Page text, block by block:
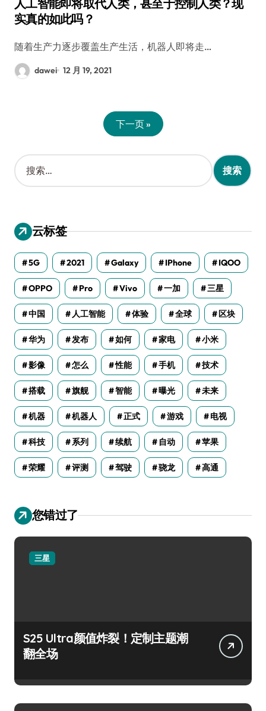
人工智能即将取代人类，甚至于控制人类？现
实真的如此吗？
随着生产力逐步覆盖生产生活，机器人即将走…
dawei 12 月 19, 2021
下一页 »
搜
索
：
云标签
5G 2021 Galaxy IPhone IQOO
OPPO Pro Vivo 一加 三星
中国 人工智能 体验 全球 区块
华为 发布 如何 家电 小米
影像 怎么 性能 手机 技术
搭载 旗舰 智能 曝光 未来
机器 机器人 正式 游戏 电视
科技 系列 续航 自动 苹果
荣耀 评测 驾驶 骁龙 高通
您错过了
三星
S25 Ultra颜值炸裂！定制主题潮
翻全场